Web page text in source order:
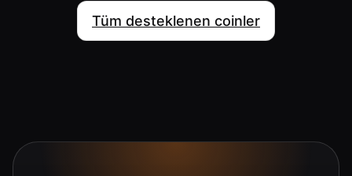
Tüm desteklenen coinler